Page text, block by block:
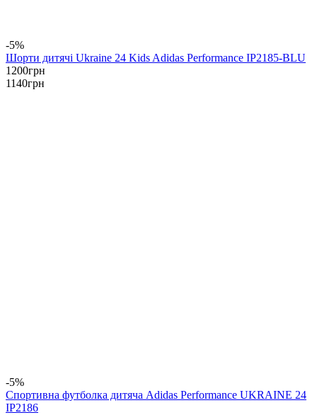
-5%
Шорти дитячі Ukraine 24 Kids Adidas Performance IP2185-BLU
1200грн
1140грн
-5%
Спортивна футболка дитяча Adidas Performance UKRAINE 24
IP2186